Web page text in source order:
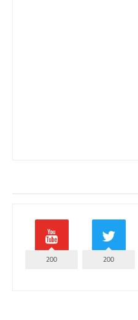
200
200